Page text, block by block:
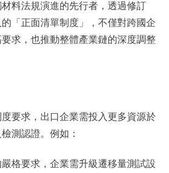
料法規演進的先行者，透過修訂
的「正面清單制度」，不僅對跨國企
求，也推動整體產業鏈的深度調整
要求，出口企業需投入更多資源於
測認證。例如：
格要求，企業需升級遷移量測試設